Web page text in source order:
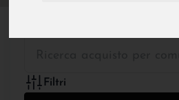
Filtri